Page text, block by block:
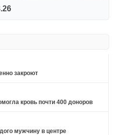
закроют
кровь почти 400 доноров
мужчину в центре